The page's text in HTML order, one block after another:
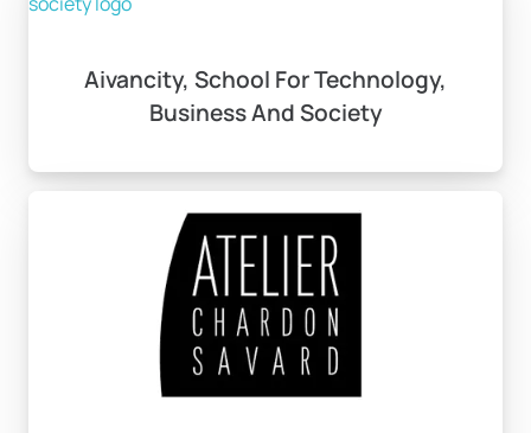
Aivancity, School For Technology,
Business And Society